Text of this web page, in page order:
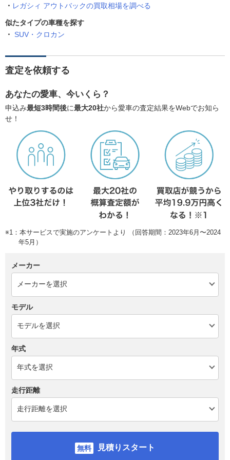
レガシィ アウトバックの買取相場を調べる
似たタイプの車種を探す
SUV・クロカン
査定を依頼する
あなたの愛車、今いくら？
申込み最短3時間後に最大20社から愛車の査定結果をWebでお知ら
せ！
※1：本サービスで実施のアンケートより （回答期間：2023年6月〜2024
年5月）
メーカー
モデル
年式
走行距離
見積りスタート